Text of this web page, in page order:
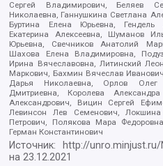
Сергей Владимирович, Беляев
Николаевна, Ганнушкина Светлана
Буртина Елена Юрьевна,
Екатерина Алексеевна, Шуманов
Юрьевна, Свечников Анатолий
Шахова Елена Владимировна,
Ирина Вячеславовна, Литинский
Маркович, Бахмин Вячеслав
Дарья Николаевна, Орлов Олег
Дмитриевна, Королева
Александрович, Вицин Сергей
Левинсон Лев Семенович,
Петрович, Полякова Мара
Герман Константинович
Источник: http://unro.minjust.ru/
на23.12.2021